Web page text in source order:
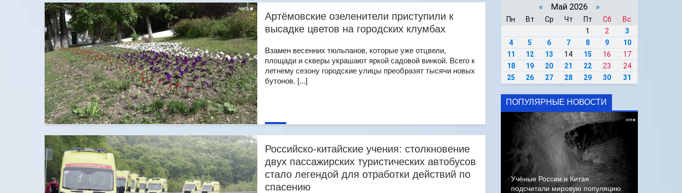
Артёмовские озеленители приступили к
высадке цветов на городских клумбах
Взамен весенних тюльпанов, которые уже отцвели,
площади и скверы украшают яркой садовой винкой. Всего к
летнему сезону городские улицы преобразят тысячи новых
бутонов. [...]
Российско-китайские учения: столкновение
двух пассажирских туристических автобусов
стало легендой для отработки действий по
спасению
« Май 2026 »
Пн Вт Ср Чт Пт Сб
Вс
1
2
3
4
5 6 7 8 9
10
11
12 13 14 15 16
17
18
19 20 21 22 23
24
25
26 27 28 29 30 31
ПОПУЛЯРНЫЕ НОВОСТИ
Учёные России и Китая
подсчитали мировую популяцию